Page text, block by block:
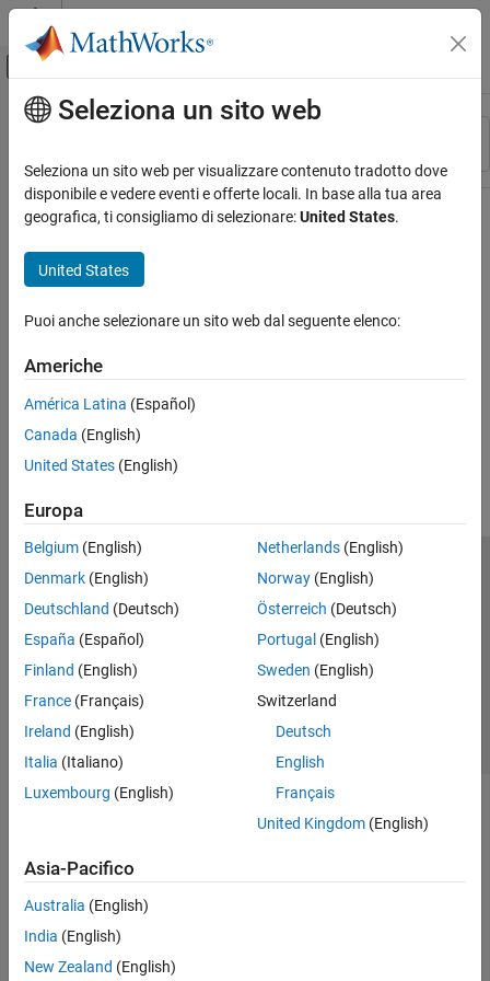
Vai al contenuto
Attiva/disattiva menu di navigazione
Risorsa
Stato
Contenuto principale
Seleziona un sito web
Seleziona un sito web per visualizzare contenuto tradotto dove
disponibile e vedere eventi e offerte locali. In base alla tua area
geografica, ti consigliamo di selezionare:United States.
United States
Puoi anche selezionare un sito web dal seguente elenco:
Americhe
América Latina (Español)
Canada (English)
United States (English)
Europa
Belgium (English)
Denmark (English)
Deutschland (Deutsch)
España (Español)
Finland (English)
France (Français)
Ireland (English)
Italia (Italiano)
Luxembourg (English)
Netherlands(English)
Norway(English)
Österreich (Deutsch)
Portugal (English)
Sweden (English)
Switzerland
Deutsch
English
Français
United Kingdom(English)
Asia-Pacifico
Australia (English)
India (English)
New Zealand (English)
Centro di fiducia
Informativa sulla privacy
Antipirateria
Stato dell'applicazione
Contatti
© 1994-2026 The MathWorks, Inc.